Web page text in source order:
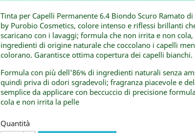
Tinta per Capelli Permanente 6.4 Biondo Scuro Ramato
by Purobio Cosmetics, colore intenso e riflessi brillanti
scaricano con i lavaggi; formula che non irrita e non cola,
ingredienti di origine naturale che coccolano i capelli
colorano. Garantisce ottima copertura dei capelli bianchi.
Formula con più dell'86% di ingredienti naturali senza
quindi priva di odori sgradevoli; fragranza piacevole e
semplice da applicare con beccuccio di precisione
cola e non irrita la pelle
Quantità